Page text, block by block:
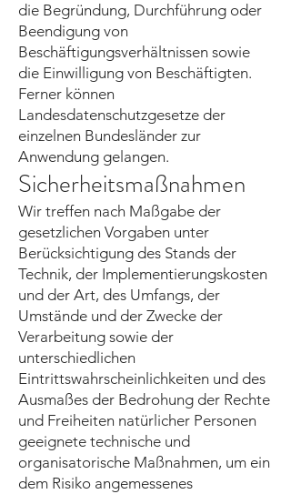
die Begründung, Durchführung oder
Beendigung von
Beschäftigungsverhältnissen sowie
die Einwilligung von Beschäftigten.
Ferner können
Landesdatenschutzgesetze der
einzelnen Bundesländer zur
Anwendung gelangen.
Sicherheitsmaßnahmen
Wir treffen nach Maßgabe der
gesetzlichen Vorgaben unter
Berücksichtigung des Stands der
Technik, der Implementierungskosten
und der Art, des Umfangs, der
Umstände und der Zwecke der
Verarbeitung sowie der
unterschiedlichen
Eintrittswahrscheinlichkeiten und des
Ausmaßes der Bedrohung der Rechte
und Freiheiten natürlicher Personen
geeignete technische und
organisatorische Maßnahmen, um ein
dem Risiko angemessenes